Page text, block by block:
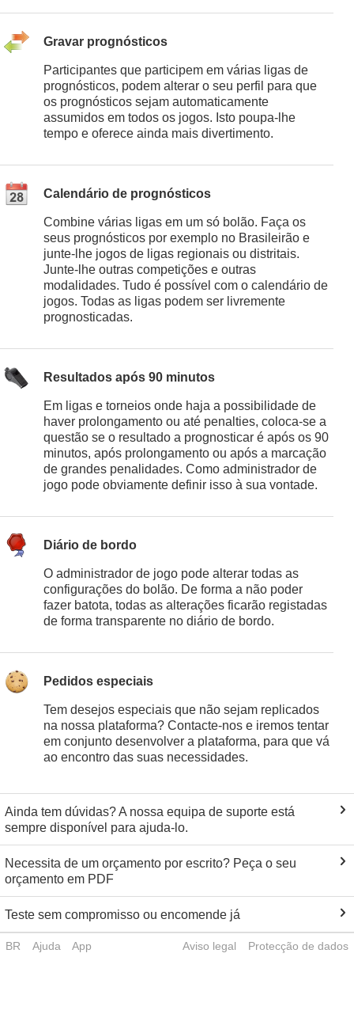
Gravar prognósticos
Participantes que participem em várias ligas de
prognósticos, podem alterar o seu perfil para que
os prognósticos sejam automaticamente
assumidos em todos os jogos. Isto poupa-lhe
tempo e oferece ainda mais divertimento.
Calendário de prognósticos
Combine várias ligas em um só bolão. Faça os
seus prognósticos por exemplo no Brasileirão e
junte-lhe jogos de ligas regionais ou distritais.
Junte-lhe outras competições e outras
modalidades. Tudo é possível com o calendário de
jogos. Todas as ligas podem ser livremente
prognosticadas.
Resultados após 90 minutos
Em ligas e torneios onde haja a possibilidade de
haver prolongamento ou até penalties, coloca-se a
questão se o resultado a prognosticar é após os 90
minutos, após prolongamento ou após a marcação
de grandes penalidades. Como administrador de
jogo pode obviamente definir isso à sua vontade.
Diário de bordo
O administrador de jogo pode alterar todas as
configurações do bolão. De forma a não poder
fazer batota, todas as alterações ficarão registadas
de forma transparente no diário de bordo.
Pedidos especiais
Tem desejos especiais que não sejam replicados
na nossa plataforma? Contacte-nos e iremos tentar
em conjunto desenvolver a plataforma, para que vá
ao encontro das suas necessidades.
Ainda tem dúvidas? A nossa equipa de suporte está
sempre disponível para ajuda-lo.
Necessita de um orçamento por escrito? Peça o seu
orçamento em PDF
Teste sem compromisso ou encomende já
BR Ajuda App Aviso legal Protecção de dados